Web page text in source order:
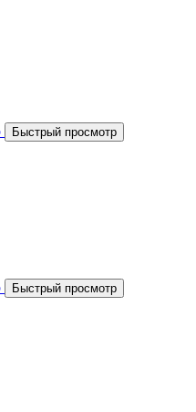
Быстрый просмотр
Быстрый просмотр